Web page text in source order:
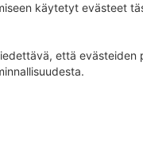
käytetyt evästeet
että